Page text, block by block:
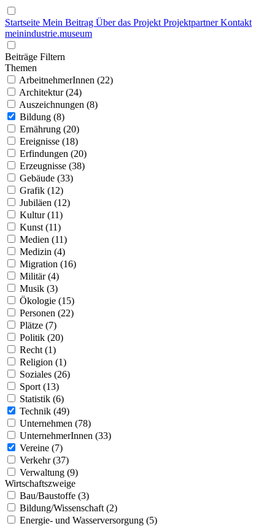
Startseite Mein Beitrag Über das Projekt ProjektpartnerKontakt
meinindustrie.museum
Beiträge Filtern
Themen
ArbeitnehmerInnen (22)
Architektur (24)
Auszeichnungen (8)
Bildung (8)
Ernährung (20)
Ereignisse (18)
Erfindungen (20)
Erzeugnisse (38)
Gebäude (33)
Grafik (12)
Jubiläen (12)
Kultur (11)
Kunst (11)
Medien (11)
Medizin (4)
Migration (16)
Militär (4)
Musik (3)
Ökologie (15)
Personen (22)
Plätze (7)
Politik (20)
Recht (1)
Religion (1)
Soziales (26)
Sport (13)
Statistik (6)
Technik (49)
Unternehmen (78)
UnternehmerInnen (33)
Vereine (7)
Verkehr (37)
Verwaltung (9)
Wirtschaftszweige
Bau/Baustoffe (3)
Bildung/Wissenschaft (2)
Energie- und Wasserversorgung (5)